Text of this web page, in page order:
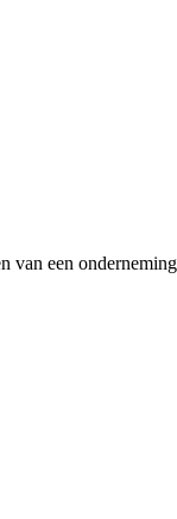
van een